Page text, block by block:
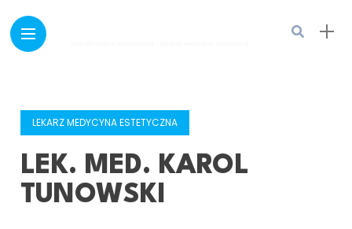
LEKARZ MEDYCYNA ESTETYCZNA
LEK. MED. KAROL
TUNOWSKI